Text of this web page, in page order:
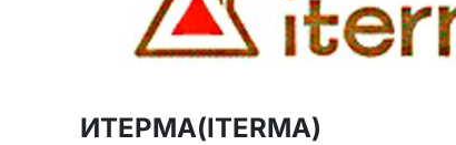
ИТЕРМА(ITERMA)